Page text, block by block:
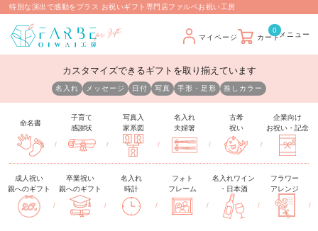
特別な演出で感動をプラス お祝いギフト専門店ファルベお祝い工房
マイページ
0
カート
カスタマイズできるギフトを取り揃えています
名入れ メッセージ 日付 写真 手形・足形 推しカラー
命名書
/
子育て
感謝状
/
写真入
家系図
/
名入れ
夫婦箸
/
古希
祝い
/
企業向け
お祝い・記念
成人祝い
親へのギフト
/
卒業祝い
親へのギフト
/
名入れ
時計
/
フォト
フレーム
/
名入れワイン
・日本酒
/
フラワー
アレンジ
/